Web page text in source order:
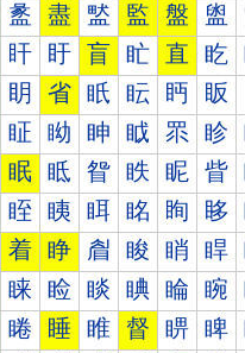
盠 盡 盢 監 盤 盥
盰 盱 盲 盳 直 盵
眀 省 眂 眃 眄 眅
眐 眑 眒 眓 眔 眕
眠 眡 眢 眣 眤 眥
眰 眱 眲 眳 眴 眵
着 睁 睂 睃 睄 睅
睐 睑 睒 睓 睔 睕
睠 睡 睢 督 睤 睥